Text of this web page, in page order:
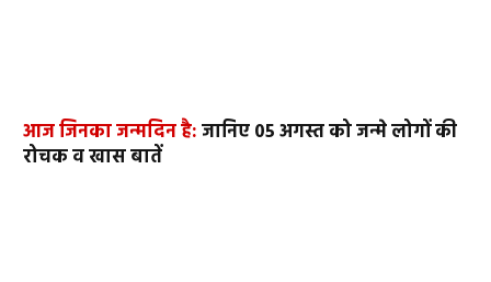
आज जिनका जन्मदिन है:जानिए 05 अगस्त को जन्मे लोगों की
रोचक व खास बातें